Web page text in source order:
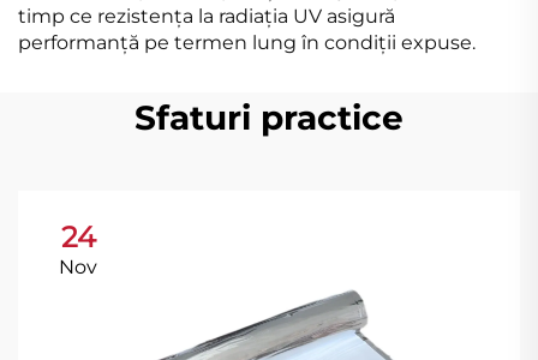
timp ce rezistența la radiația UV asigură
performanță pe termen lung în condiții expuse.
Sfaturi practice
24
Nov